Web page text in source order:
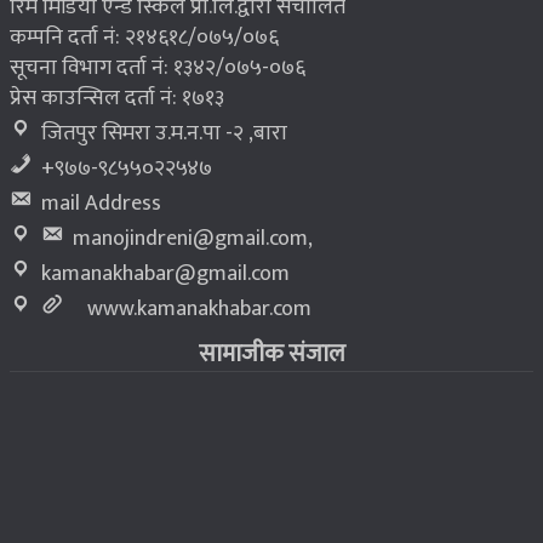
रिम मिडिया एन्ड स्किल प्रा.लि.द्वारा संचालित
कम्पनि दर्ता नं: २१४६१८/०७५/०७६
सूचना विभाग दर्ता नं: १३४२/०७५-०७६
प्रेस काउन्सिल दर्ता नं: १७१३
जितपुर सिमरा उ.म.न.पा -२ ,बारा
+९७७-९८५५०२२५४७
mail Address
manojindreni@gmail.com,
kamanakhabar@gmail.com
www.kamanakhabar.com
सामाजीक संजाल